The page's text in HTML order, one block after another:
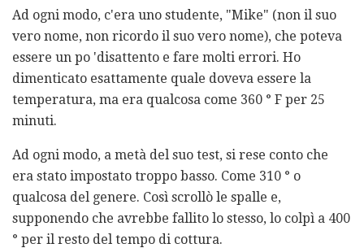
Ad ogni modo, c'era uno studente, "Mike" (non il suo
vero nome, non ricordo il suo vero nome), che poteva
essere un po 'disattento e fare molti errori. Ho
dimenticato esattamente quale doveva essere la
temperatura, ma era qualcosa come 360 ​​° F per 25
minuti.
Ad ogni modo, a metà del suo test, si rese conto che
era stato impostato troppo basso. Come 310 ° o
qualcosa del genere. Così scrollò le spalle e,
supponendo che avrebbe fallito lo stesso, lo colpì a 400
° per il resto del tempo di cottura.